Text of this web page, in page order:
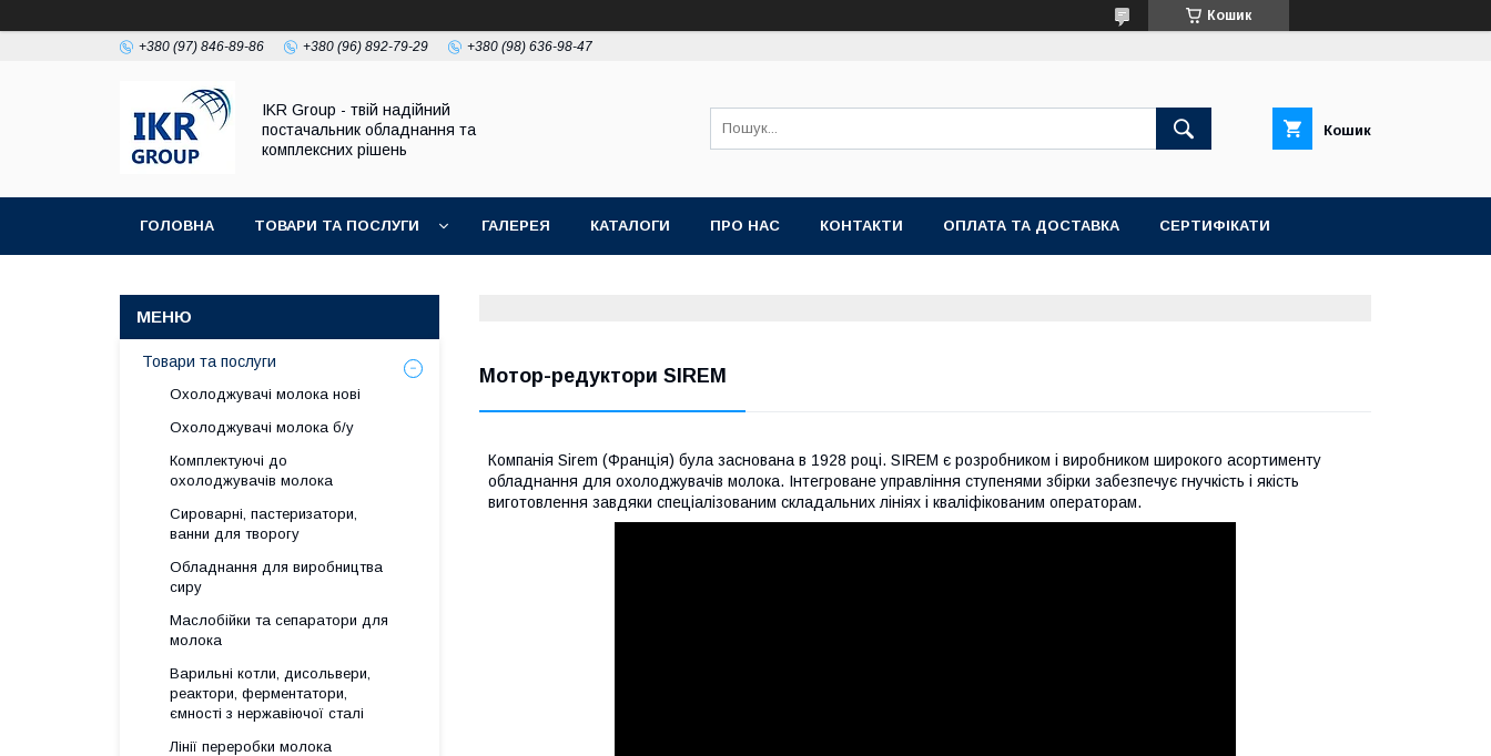
Кошик
+380 (97) 846-89-86 +380 (96) 892-79-29 +380 (98) 636-98-47
IKR Group - твій надійний
постачальник обладнання та
комплексних рішень
Кошик
ГОЛОВНА ТОВАРИ ТА ПОСЛУГИ ГАЛЕРЕЯ КАТАЛОГИ ПРО НАС КОНТАКТИ ОПЛАТА ТА ДОСТАВКА СЕРТИФІКАТИ
Мотор-редуктори SIREM
Компанія Sirem (Франція) була заснована в 1928 році. SIREM є розробником і виробником широкого асортименту
обладнання для охолоджувачів молока. Інтегроване управління ступенями збірки забезпечує гнучкість і якість
виготовлення завдяки спеціалізованим складальних лініях і кваліфікованим операторам.
Товари та послуги
Охолоджувачі молока нові
Охолоджувачі молока б/у
Комплектуючі до
охолоджувачів молока
Сироварні, пастеризатори,
ванни для творогу
Обладнання для виробництва
сиру
Маслобійки та сепаратори для
молока
Варильні котли, дисольвери,
реактори, ферментатори,
ємності з нержавіючої сталі
Лінії переробки молока